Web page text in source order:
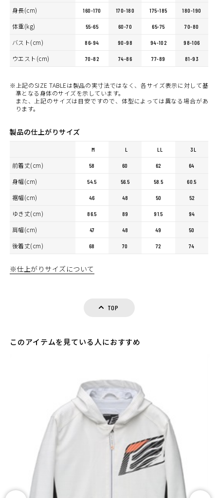
身長(cm) 160-170 170-180 175-185 180-190
体重(kg) 55-65 60-70 65-75 70-80
バスト(cm) 86-94 90-98 94-102 98-106
ウエスト(cm) 70-82 74-86 77-89 81-93
※上記のSIZE TABLEは製品の実寸法ではなく、各サイズ表示に対して基
準となる身体のサイズを示しています。
また、上記のサイズは目安ですので、体型によっては異なる場合があ
ります。
製品の仕上がりサイズ
M L LL 3L
前着丈(cm) 58 60 62 64
身幅(cm) 54.5 56.5 58.5 60.5
裾幅(cm) 46 48 50 52
ゆき丈(cm) 86.5 89 91.5 94
肩幅(cm) 47 48 49 50
後着丈(cm) 68 70 72 74
※仕上がりサイズについて
TOP
このアイテムを見ている人におすすめ